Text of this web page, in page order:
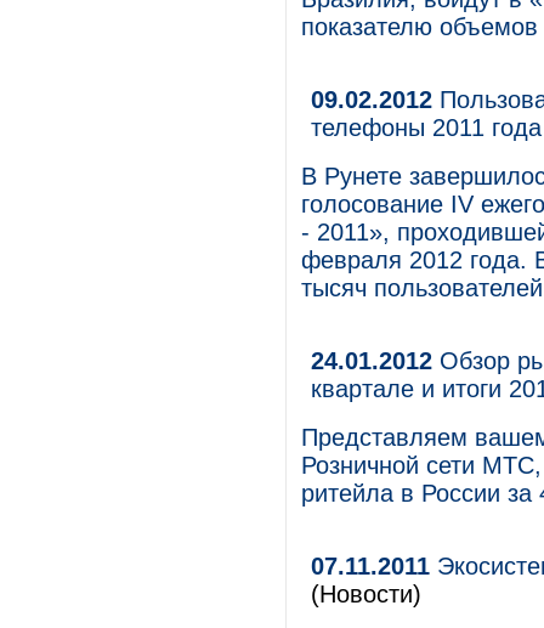
показателю
09.02.2012
телефоны 2011 года
В Рунете
голосование IV
- 2011»,
февраля 2012 года.
тысяч
24.01.2012 Обзор
квартале и итоги
Представляем
Розничной сети
ритейла в России за
07.11.2011
(Новости)